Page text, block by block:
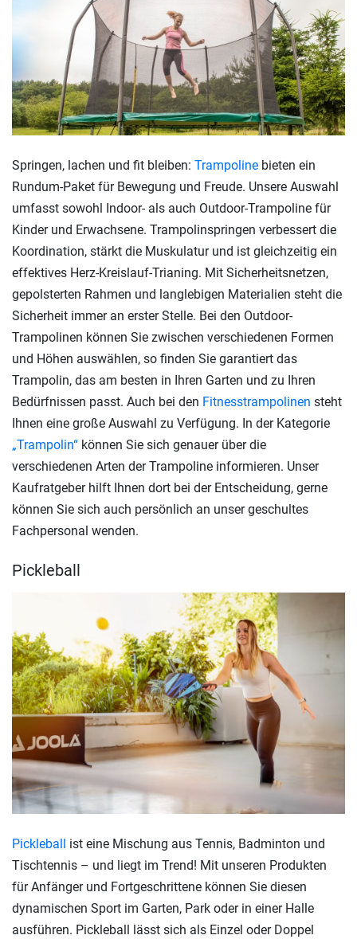
Springen, lachen und fit bleiben: Trampoline bieten ein
Rundum-Paket für Bewegung und Freude. Unsere Auswahl
umfasst sowohl Indoor- als auch Outdoor-Trampoline für
Kinder und Erwachsene. Trampolinspringen verbessert die
Koordination, stärkt die Muskulatur und ist gleichzeitig ein
effektives Herz-Kreislauf-Trianing. Mit Sicherheitsnetzen,
gepolsterten Rahmen und langlebigen Materialien steht die
Sicherheit immer an erster Stelle. Bei den Outdoor-
Trampolinen können Sie zwischen verschiedenen Formen
und Höhen auswählen, so finden Sie garantiert das
Trampolin, das am besten in Ihren Garten und zu Ihren
Bedürfnissen passt. Auch bei den Fitnesstrampolinen steht
Ihnen eine große Auswahl zu Verfügung. In der Kategorie
„Trampolin“ können Sie sich genauer über die
verschiedenen Arten der Trampoline informieren. Unser
Kaufratgeber hilft Ihnen dort bei der Entscheidung, gerne
können Sie sich auch persönlich an unser geschultes
Fachpersonal wenden.
Pickleball
Pickleball
ist eine Mischung aus Tennis, Badminton und
Tischtennis – und liegt im Trend! Mit unseren Produkten
für Anfänger und Fortgeschrittene können Sie diesen
dynamischen Sport im Garten, Park oder in einer Halle
ausführen. Pickleball lässt sich als Einzel oder Doppel